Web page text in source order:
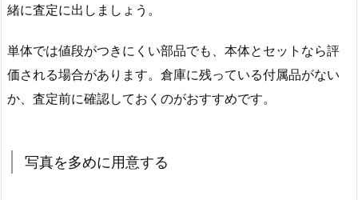
緒に査定に出しましょう。
単体では値段がつきにくい部品でも、本体とセットなら評
価される場合があります。倉庫に残っている付属品がない
か、査定前に確認しておくのがおすすめです。
写真を多めに用意する